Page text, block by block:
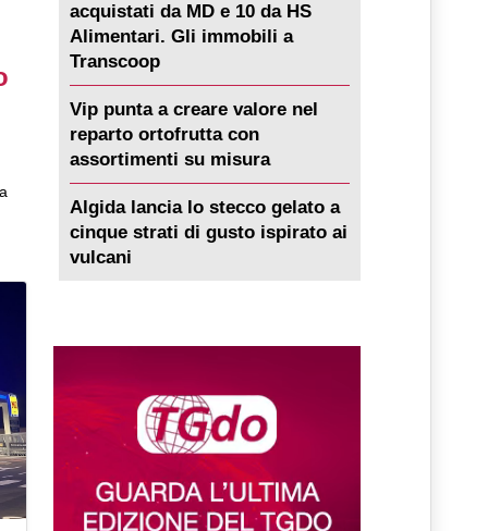
acquistati da MD e 10 da HS
Alimentari. Gli immobili a
Transcoop
Vip punta a creare valore nel
reparto ortofrutta con
assortimenti su misura
Algida lancia lo stecco gelato a
cinque strati di gusto ispirato ai
vulcani